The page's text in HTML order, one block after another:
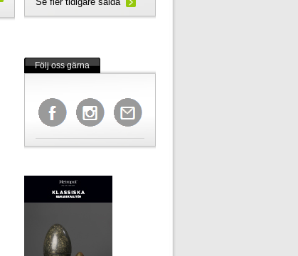
Följ oss gärna